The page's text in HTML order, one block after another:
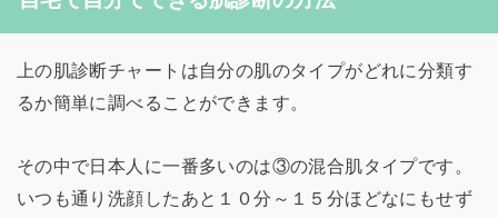
上の肌診断チャートは自分の肌のタイプがどれに分類す
るか簡単に調べることができます。
その中で日本人に一番多いのは③の混合肌タイプです。
いつも通り洗顔したあと１０分～１５分ほどなにもせず